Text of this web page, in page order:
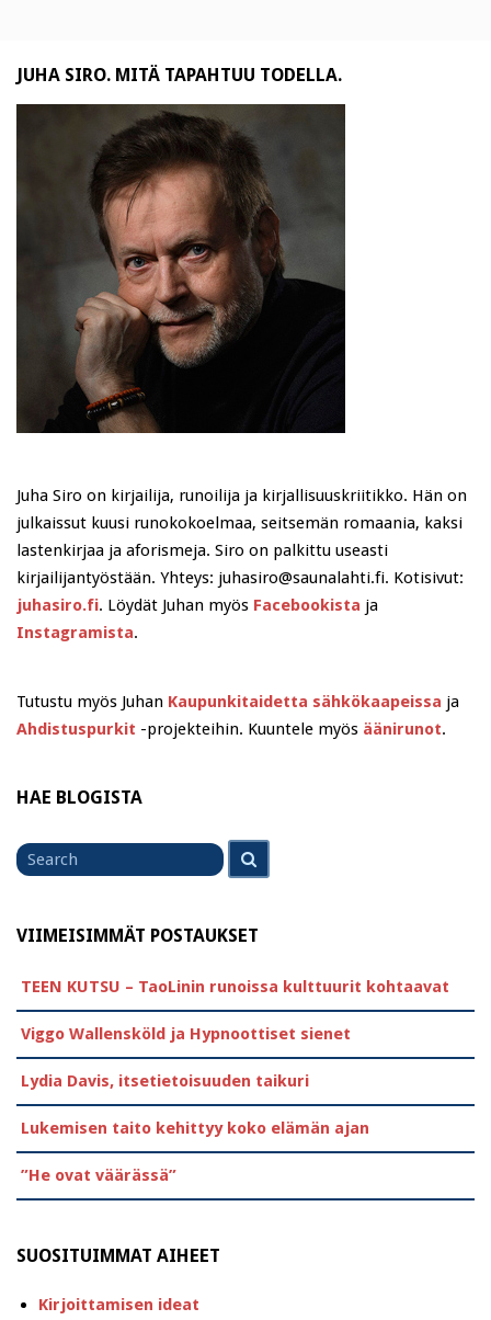
JUHA SIRO. MITÄ TAPAHTUU TODELLA.
Juha Siro on kirjailija, runoilija ja kirjallisuuskriitikko. Hän on
julkaissut kuusi runokokoelmaa, seitsemän romaania, kaksi
lastenkirjaa ja aforismeja. Siro on palkittu useasti
kirjailijantyöstään. Yhteys: juhasiro@saunalahti.fi. Kotisivut:
juhasiro.fi. Löydät Juhan myös Facebookista ja
Instagramista.
Tutustu myös Juhan Kaupunkitaidetta sähkökaapeissa ja
Ahdistuspurkit -projekteihin. Kuuntele myös äänirunot.
HAE BLOGISTA
Search
for
VIIMEISIMMÄT POSTAUKSET
TEEN KUTSU – TaoLinin runoissa kulttuurit kohtaavat
Viggo Wallensköld ja Hypnoottiset sienet
Lydia Davis, itsetietoisuuden taikuri
Lukemisen taito kehittyy koko elämän ajan
”He ovat väärässä”
SUOSITUIMMAT AIHEET
Kirjoittamisen ideat